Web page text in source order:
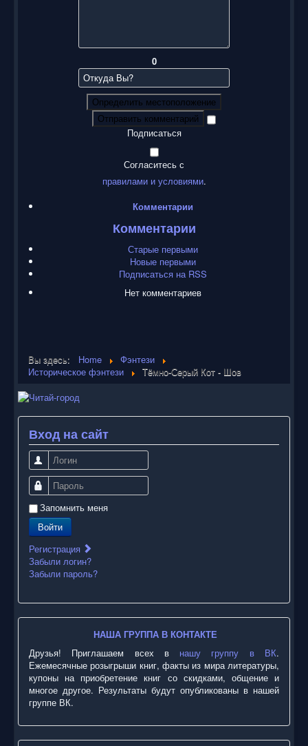
0
Определить местоположение
Отправить комментарий
Подписаться
Согласитесь с
правилами и условиями.
Комментарии
Комментарии
Старые первыми
Новые первыми
Подписаться на RSS
Нет комментариев
Вы здесь: Home
Фэнтези
Историческое фэнтези
Тёмно-Серый Кот - Шов
Вход на сайт
Логин
Пароль
Запомнить меня
Войти
Регистрация
Забыли логин?
Забыли пароль?
НАША ГРУППА В КОНТАКТЕ
Друзья! Приглашаем всех в нашу группу в ВК.
Ежемесячные розыгрыши книг, факты из мира литературы,
купоны на приобретение книг со скидками, общение и
многое другое. Результаты будут опубликованы в нашей
группе ВК.